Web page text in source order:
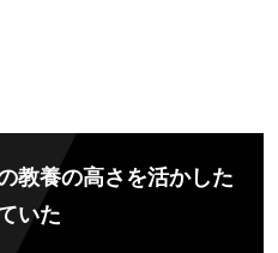
教養の高さを活かした
いた